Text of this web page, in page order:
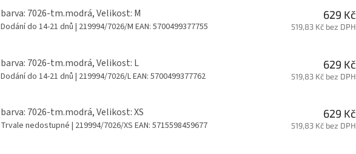
barva: 7026-tm.modrá, Velikost: M
Dodání do 14-21 dnů | 219994/7026/M EAN: 5700499377755
629 Kč
519,83 Kč bez DPH
barva: 7026-tm.modrá, Velikost: L
Dodání do 14-21 dnů | 219994/7026/LEAN: 5700499377762
629 Kč
519,83 Kč bez DPH
barva: 7026-tm.modrá, Velikost: XS
Trvale nedostupné | 219994/7026/XS EAN: 5715598459677
629 Kč
519,83 Kč bez DPH